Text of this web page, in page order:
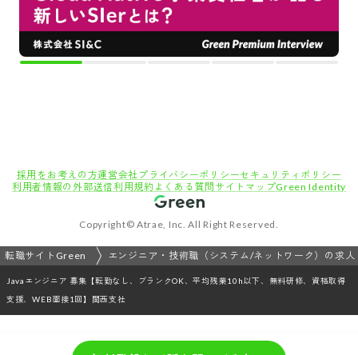
採用をお考えの方運営会社 プライバシーポリシーセキュリティポリシー
利用者情報の外部送信利用規約 よくある質問 サイトマップGreen Identity
Copyright© Atrae, Inc. All Right Reserved.
転職サイトGreen エンジニア・技術職（システム/ネットワーク）の求人
Javaエンジニア 募集【転勤なし、ブランクOK、平均残業10h以下、無料研修、資格取得
支援、WEB面接1回】関西支社